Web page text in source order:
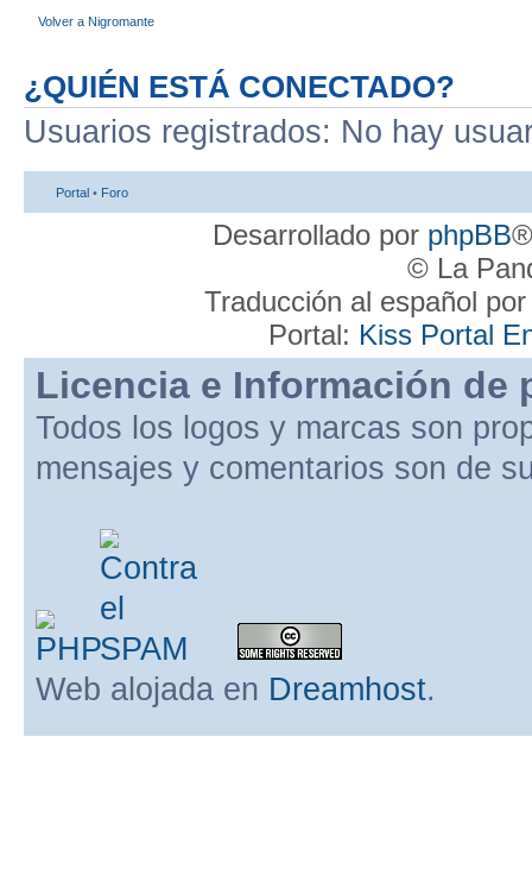
Volver a Nigromante
¿QUIÉN ESTÁ CONECTADO?
Usuarios registrados: No hay
Portal • Foro
Desarrollado por phpBB
© La
Traducción al español
Portal: Kiss Portal
Licencia e Información de
Todos los logos y marcas son
mensajes y comentarios son de
Web alojada en Dreamhost.